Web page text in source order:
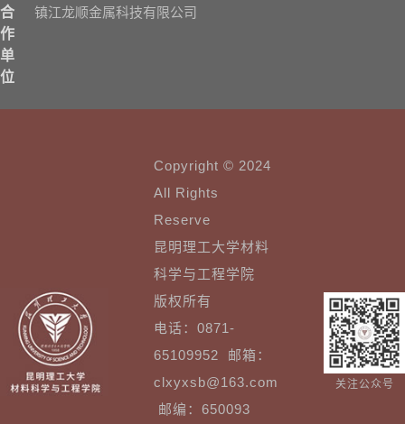
合
作
单
位
镇江龙顺金属科技有限公司
Copyright © 2024
All Rights
Reserve
昆明理工大学材料
科学与工程学院
版权所有
电话：0871-
65109952 邮箱：
clxyxsb@163.com
邮编：650093
关注公众号